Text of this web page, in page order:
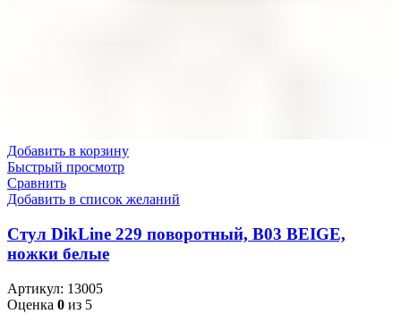
Добавить в корзину
Быстрый просмотр
Сравнить
Добавить в список желаний
Стул DikLine 229 поворотный, B03 BEIGE,
ножки белые
Артикул: 13005
Оценка 0 из 5